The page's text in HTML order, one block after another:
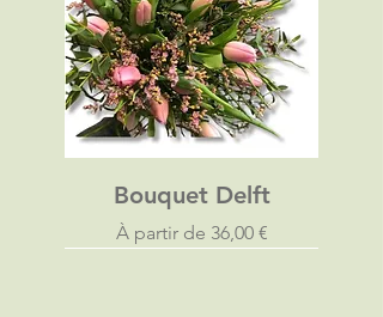
Bouquet Delft
À partir de 36,00 €
Prix promotionnel